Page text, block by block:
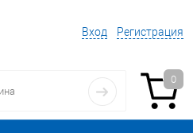
Вход Регистрация
0